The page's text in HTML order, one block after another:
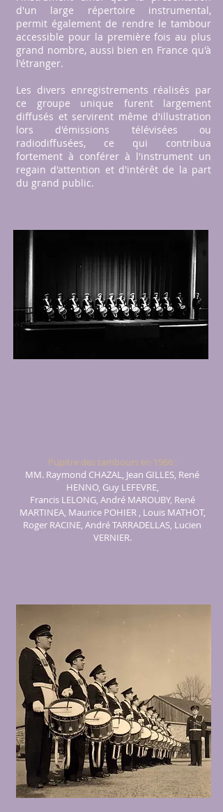
d'un large répertoire instrumental,
permit également de rendre le tambour
accessible pour la première fois au plus
grand nombre, aussi bien en France qu'à
l'étranger.
Les divers enregistrements réalisés par
ce groupe unique furent largement
diffusés et servirent même d'illustration
lors d'émissions télévisées ou
radiodiffusées, ce qui contribua
fortement à conférer à l'instrument un
regain d'attention et d'intérêt de la part
du grand public.
Pupitre des tambours en 1966 :
MM. Raymond CHAZAL, Jean GILLES, René
HENNO, Guy LEFEVRE,
Francis LELONG, André MAROUBY, René
MARTINEA, Maurice POHIER , Louis MATHOT,
Roger RACINE, André TARRADELLAS, Lucien
VERNIER.